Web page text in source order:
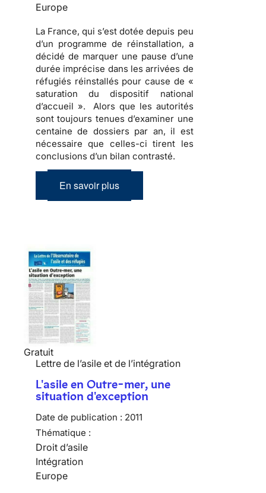
Europe
La France, qui s’est dotée depuis peu
d’un programme de réinstallation, a
décidé de marquer une pause d’une
durée imprécise dans les arrivées de
réfugiés réinstallés pour cause de «
saturation du dispositif national
d’accueil ». Alors que les autorités
sont toujours tenues d’examiner une
centaine de dossiers par an, il est
nécessaire que celles-ci tirent les
conclusions d’un bilan contrasté.
En savoir plus
Gratuit
Lettre de l’asile et de l’intégration
L'asile en Outre-mer, une
situation d'exception
Date de publication : 2011
Thématique :
Droit d’asile
Intégration
Europe